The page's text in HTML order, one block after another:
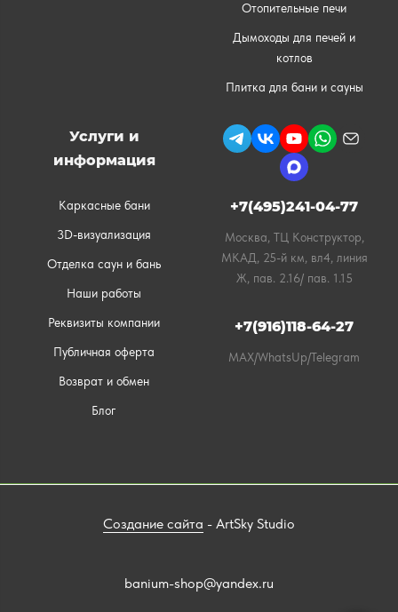
Отопительные печи
Дымоходы для печей и
котлов
Плитка для бани и сауны
Услуги и
информация
Каркасные бани
3D-визуализация
Отделка саун и бань
Наши работы
Реквизиты компании
Публичная оферта
Возврат и обмен
Блог
+7(495)241-04-77
Москва, ТЦ Конструктор,
МКАД, 25-й км, вл4, линия
Ж, пав. 2.16/ пав. 1.15
+7(916)118-64-27
MAX/WhatsUp/Telegram
Создание сайта - ArtSky Studio
banium-shop@yandex.ru